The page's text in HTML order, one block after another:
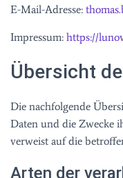
E-Mail-Adresse:
Impressum: https://
Übersicht
Die nachfolgende
Daten und die Zwecke
verweist auf die
Arten der